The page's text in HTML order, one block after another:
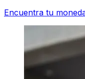
Encuentra tu